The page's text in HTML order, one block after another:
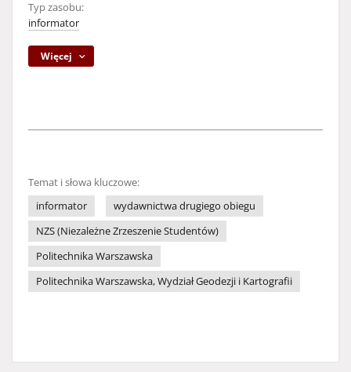
Typ zasobu:
informator
Więcej
Temat i słowa kluczowe:
informator
wydawnictwa drugiego obiegu
NZS (Niezależne Zrzeszenie Studentów)
Politechnika Warszawska
Politechnika Warszawska, Wydział Geodezji i Kartografii